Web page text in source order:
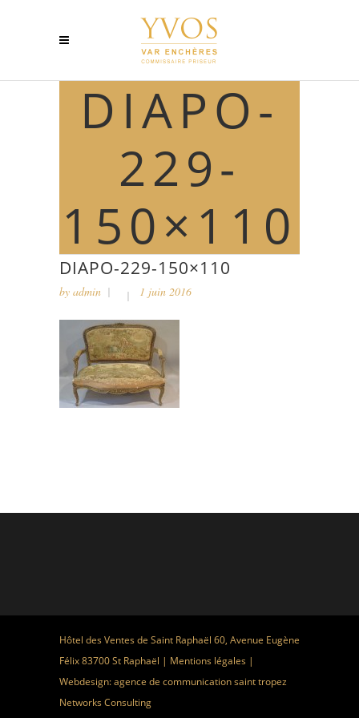
DIAPO-
229-
150×110
DIAPO-229-150×110
by admin 1 juin 2016
Hôtel des Ventes de Saint Raphaël 60, Avenue Eugène
Félix 83700 St Raphaël | Mentions légales |
Webdesign:agence de communication saint tropez
Networks Consulting